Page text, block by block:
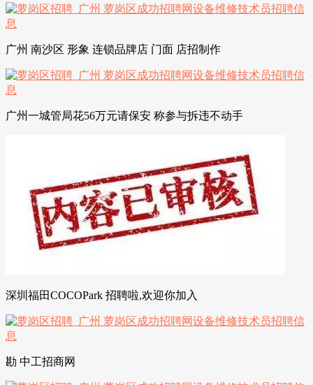
广州 南沙区 形象 连锁品牌店 门面 店招制作
广州一城管局花56万元请保安 称参与拆违不动手
深圳福田COCOPark 招聘啦,欢迎你加入
勘 中工招商网